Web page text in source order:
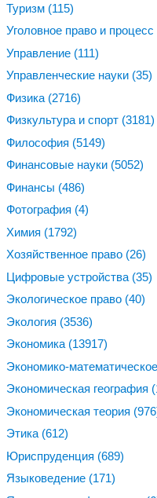
Туризм (115)
Уголовное право и процесс
Управление (111)
Управленческие науки (35)
Физика (2716)
Физкультура и спорт (3181)
Философия (5149)
Финансовые науки (5052)
Финансы (486)
Фотография (4)
Химия (1792)
Хозяйственное право (26)
Цифровые устройства (35)
Экологическое право (40)
Экология (3536)
Экономика (13917)
Экономико-
Экономическая география
Экономическая теория
Этика (612)
Юриспруденция (689)
Языковедение (171)